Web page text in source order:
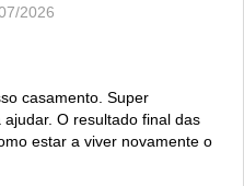
2026
casamento. Super
O resultado final das
estar a viver novamente o